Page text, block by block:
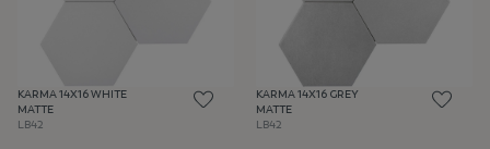
KARMA 14X16 WHITE
MATTE
LB42
KARMA 14X16 GREY
MATTE
LB42